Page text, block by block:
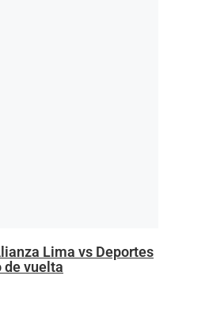
Lima vs Deportes
de vuelta